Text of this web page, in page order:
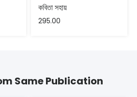
কবিতা সহায়
295.00
Same Publication